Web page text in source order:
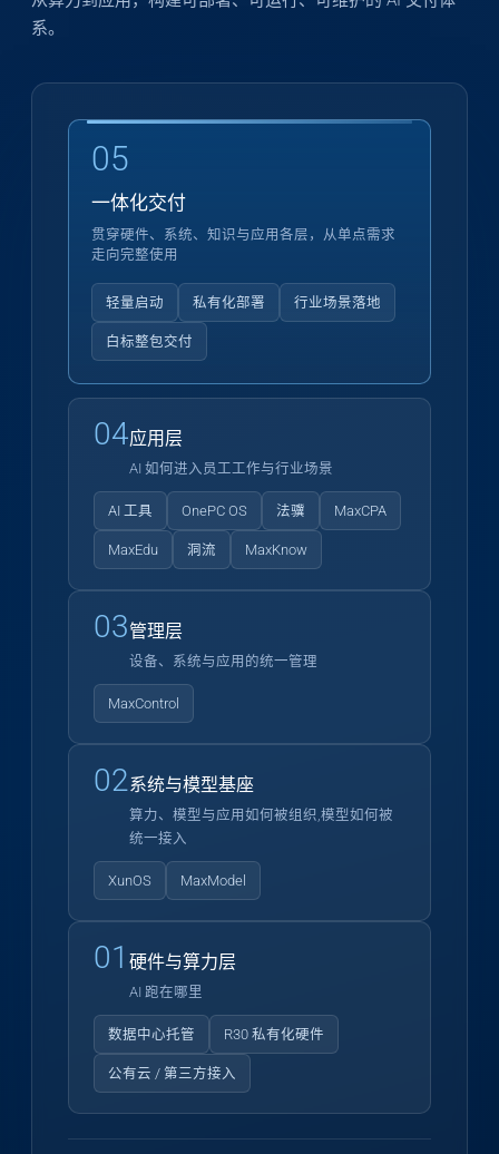
系。
04应用层
AI 如何进入员工工作与行业场景
AI 工具 OnePC OS 法骥 MaxCPA
MaxEdu 洞流 MaxKnow
03管理层
设备、系统与应用的统一管理
MaxControl
02系统与模型基座
算力、模型与应用如何被组织,模型如何被
统一接入
XunOS MaxModel
01 硬件与算力层
AI 跑在哪里
数据中心托管 R30 私有化硬件
公有云 / 第三方接入
05
一体化交付
贯穿硬件、系统、知识与应用各层，从单点需求
走向完整使用
轻量启动 私有化部署 行业场景落地
白标整包交付